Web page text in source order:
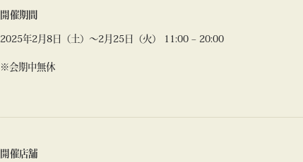
開催期間
2025年2月8日（土）〜2月25日（火） 11:00 – 20:00
※会期中無休
開催店舗